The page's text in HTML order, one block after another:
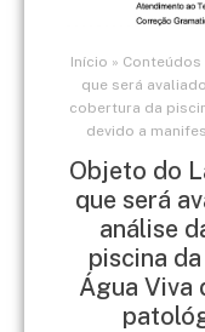
Início » Conteúdos
que será
cobertura da
devido a
Objeto do
que será
análise
piscina
Água Viva